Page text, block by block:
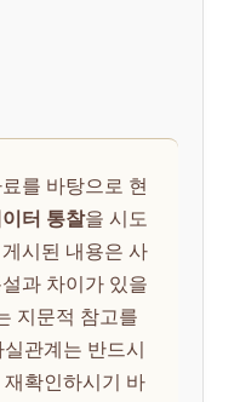
를 바탕으로 현
터 통찰을 시도
시된 내용은 사
과 차이가 있을
지문적 참고를
관계는 반드시
재확인하시기 바